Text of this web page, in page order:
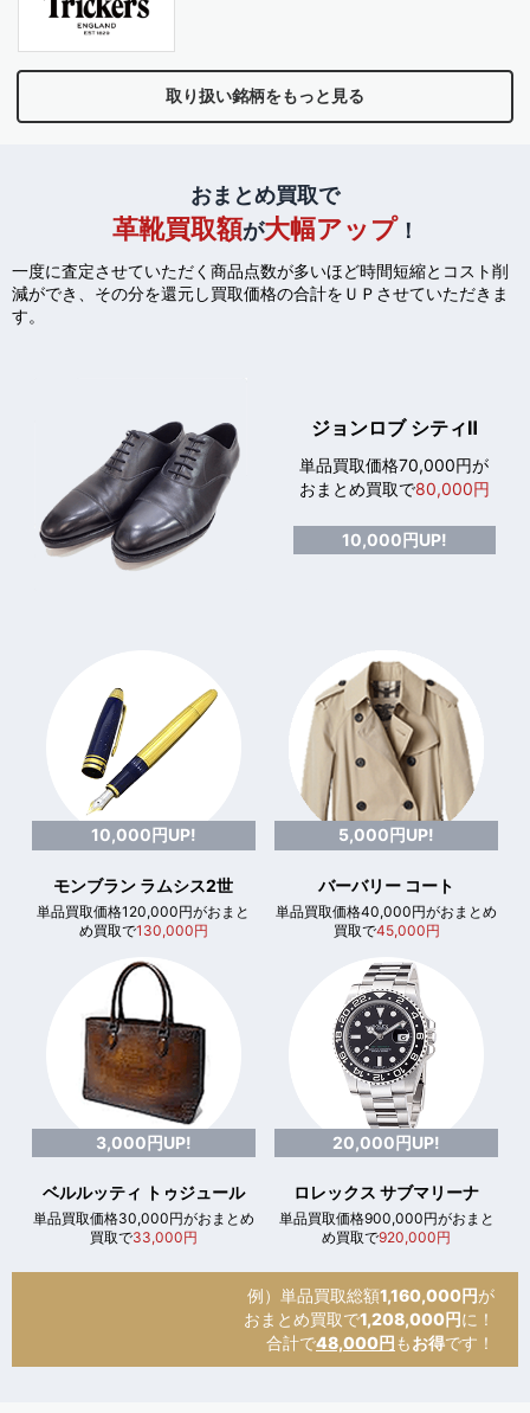
取り扱い銘柄をもっと見る
おまとめ買取で
革靴買取額が大幅アップ！
一度に査定させていただく商品点数が多いほど時間短縮とコスト削
減ができ、 その分を還元し買取価格の合計をＵＰさせていただきま
す。
ジョンロブ シティⅡ
単品買取価格70,000円が
おまとめ買取で80,000円
10,000円UP!
10,000円UP!
モンブラン ラムシス2世
単品買取価格120,000円がおまと
め買取で130,000円
5,000円UP!
バーバリー コート
単品買取価格40,000円がおまとめ
買取で45,000円
3,000円UP!
ベルルッティ トゥジュール
単品買取価格30,000円がおまとめ
買取で33,000円
20,000円UP!
ロレックス サブマリーナ
単品買取価格900,000円がおまと
め買取で920,000円
例）単品買取総額1,160,000円が
おまとめ買取で1,208,000円に！
合計で48,000円 もお得です！